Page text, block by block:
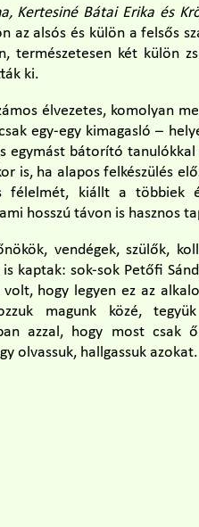
Kertesiné Bátai Erika és
az alsós és külön a felsős
természetesen két külön
ki.
élvezetes, komolyan
egy-egy kimagasló –
egymást bátorító
is, ha alapos felkészülés
félelmét, kiállt a
hosszú távon is hasznos
vendégek, szülők,
kaptak: sok-sok Petőfi
hogy legyen ez az
magunk közé,
azzal, hogy most csak
olvassuk, hallgassuk azokat.